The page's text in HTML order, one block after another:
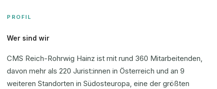
PROFIL
Wer sind wir
CMS Reich-Rohrwig Hainz ist mit rund 360 Mitarbeitenden,
davon mehr als 220 Jurist:innen in Österreich und an 9
weiteren Standorten in Südosteuropa, eine der größten